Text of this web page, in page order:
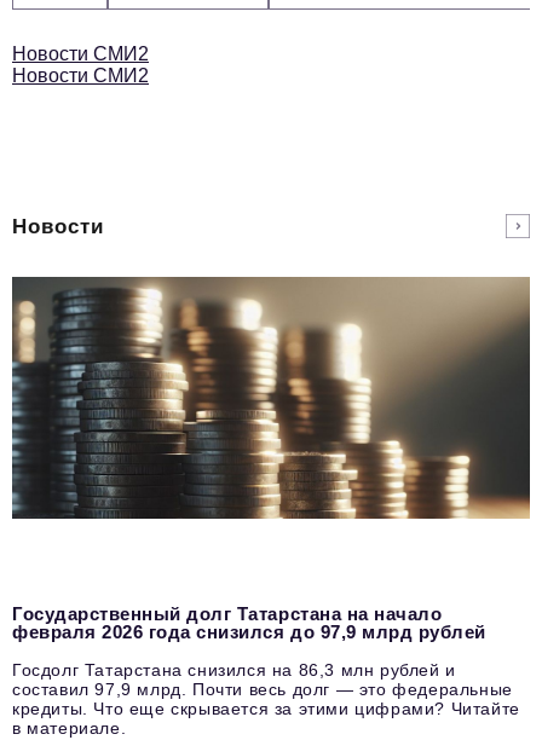
Новости СМИ2
Новости СМИ2
Новости
Государственный долг Татарстана на начало
февраля 2026 года снизился до 97,9 млрд рублей
Госдолг Татарстана снизился на 86,3 млн рублей и
составил 97,9 млрд. Почти весь долг — это федеральные
кредиты. Что еще скрывается за этими цифрами? Читайте
в материале.